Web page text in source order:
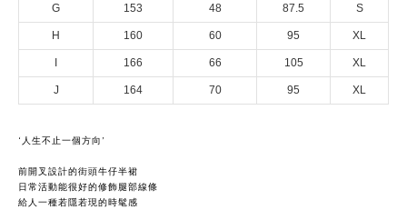
G 153 48 87.5 S
H 160 60 95 XL
I 166 66 105 XL
J 164 70 95 XL
‘人生不止一個方向’
前開叉設計的街頭牛仔半裙
日常活動能很好的修飾腿部線條
給人一種若隱若現的時髦感